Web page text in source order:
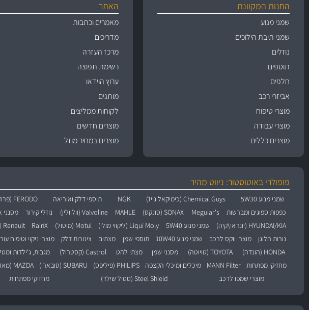
החנות המקוונת
שמני מנוע
שמני תיבת הילוכים
נוזלים
תוספים
חלפים
אביזרי רכב
מוצרי טיפוח
מוצרי עבודה
מוצרים כללים
האתר
מאמרים וכתבות
מדריכים
מרכז העזרה
רשימת תפוצה
ערוץ הוידאו
מותגים
לקוחות ממליצים
מוצרים חדשים
מוצרים במחיר מוזל
פופולרי באוטוסטור: ניווט מהיר
שמני מנוע 5W30 Chemical Guys (כימיקאל גייז) NGK תוספי דלק ואוריאה
FERODO (פרודו)
כפפות ספוגים ומברשות
Meguiar's SONAX (סונקס) MAHLE Valvoline (וולוולין) נוזלי קירור
מסנני
HYUNDAI/KIA (יונדאי\קיה)
שמני מנוע 5W40 Liqui Moly (ליקווי מולי) Motul (מוטול) RainX
Renault (רנו)
נורות הלוגן
מוצרי ווקס לרכב שמני מנוע 10W40 תוספי שמן מצתים צינורות דלק
מוצרי ניקוי וטיפוח
HONDA (הונדה)
TOYOTA (טויוטה) מסנני שמן מצתי להט Castrol (קסטרול)
מגבות, ג'ילדות
מחזיקי מפתחות
MANN Filter מיכלים ומיכלי הקצפה PHILIPS (פיליפס) SUBARU (סובארו)
MAZDA (מאזדה)
מוצרי שמפו לרכב
Steel Shield (סטיל שילד) מחזיקי מפתחות